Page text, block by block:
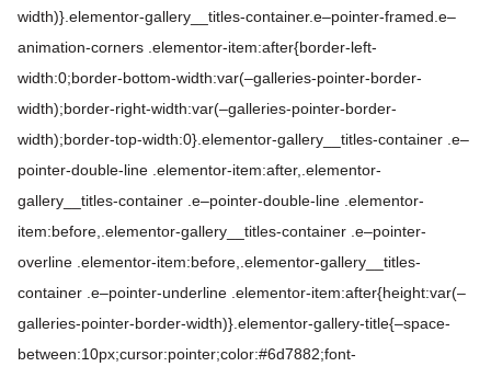
width)}.elementor-gallery__titles-container.e–pointer-framed.e–
animation-corners .elementor-item:after{border-left-
width:0;border-bottom-width:var(–galleries-pointer-border-
width);border-right-width:var(–galleries-pointer-border-
width);border-top-width:0}.elementor-gallery__titles-container .e–
pointer-double-line .elementor-item:after,.elementor-
gallery__titles-container .e–pointer-double-line .elementor-
item:before,.elementor-gallery__titles-container .e–pointer-
overline .elementor-item:before,.elementor-gallery__titles-
container .e–pointer-underline .elementor-item:after{height:var(–
galleries-pointer-border-width)}.elementor-gallery-title{–space-
between:10px;cursor:pointer;color:#6d7882;font-